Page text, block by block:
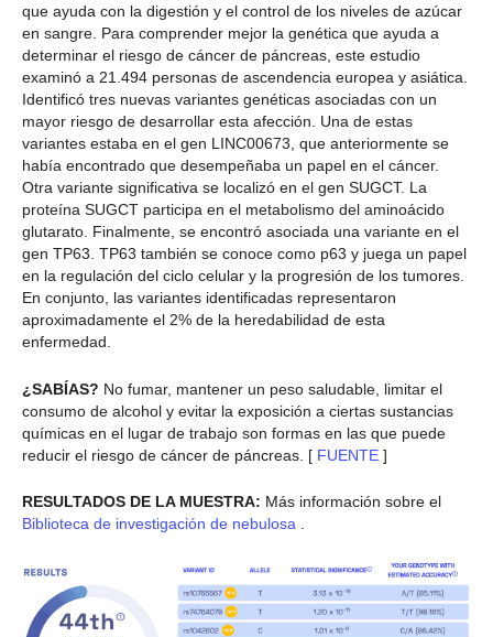
que ayuda con la digestión y el control de los niveles de azúcar
en sangre. Para comprender mejor la genética que ayuda a
determinar el riesgo de cáncer de páncreas, este estudio
examinó a 21.494 personas de ascendencia europea y asiática.
Identificó tres nuevas variantes genéticas asociadas con un
mayor riesgo de desarrollar esta afección. Una de estas
variantes estaba en el gen LINC00673, que anteriormente se
había encontrado que desempeñaba un papel en el cáncer.
Otra variante significativa se localizó en el gen SUGCT. La
proteína SUGCT participa en el metabolismo del aminoácido
glutarato. Finalmente, se encontró asociada una variante en el
gen TP63. TP63 también se conoce como p63 y juega un papel
en la regulación del ciclo celular y la progresión de los tumores.
En conjunto, las variantes identificadas representaron
aproximadamente el 2% de la heredabilidad de esta
enfermedad.
¿SABÍAS? No fumar, mantener un peso saludable, limitar el
consumo de alcohol y evitar la exposición a ciertas sustancias
químicas en el lugar de trabajo son formas en las que puede
reducir el riesgo de cáncer de páncreas. [ FUENTE ]
RESULTADOS DE LA MUESTRA: Más información sobre el
Biblioteca de investigación de nebulosa .